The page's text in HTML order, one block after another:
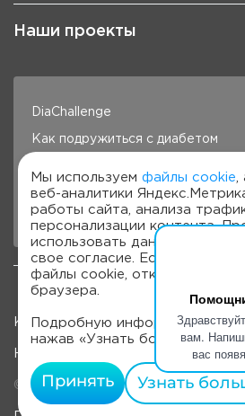
вам.
вас
Наши проекты
DiaChallenge
Как подружиться с диабетом
Готовим с Сателлит
Карта сайта
Наверх
© 2022-2026, OOO «Компания
Мы используем файлы cookie
веб-аналитики
работы сайта, анализа
персонализации контента.
использовать данный сайт, вы
свое согласие. Если вы не
файлы cookie, отключите их в
браузера.
Подробную информацию
нажав «Узнать больше».
Принять Узнать